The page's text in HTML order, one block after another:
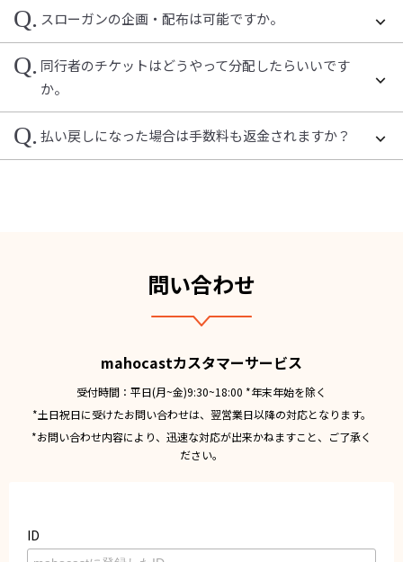
Q. スローガンの企画・配布は可能ですか。
Q. 同行者のチケットはどうやって分配したらいいです
か。
Q. 払い戻しになった場合は手数料も返金されますか？
問い合わせ
mahocastカスタマーサービス
受付時間：平日(月~金)9:30~18:00 *年末年始を除く
*土日祝日に受けたお問い合わせは、翌営業日以降の対応となります。
*お問い合わせ内容により、迅速な対応が出来かねますこと、ご了承く
ださい。
ID